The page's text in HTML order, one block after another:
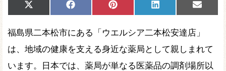
Share
on
X
(Twitter)
Share
on
Facebook Share
on
Pinterest Share
on
LinkedIn
Share
on
Email
福島県二本松市にある「ウエルシア二本松安達店」
は、地域の健康を支える身近な薬局として親しまれて
います。日本では、薬局が単なる医薬品の調剤場所以